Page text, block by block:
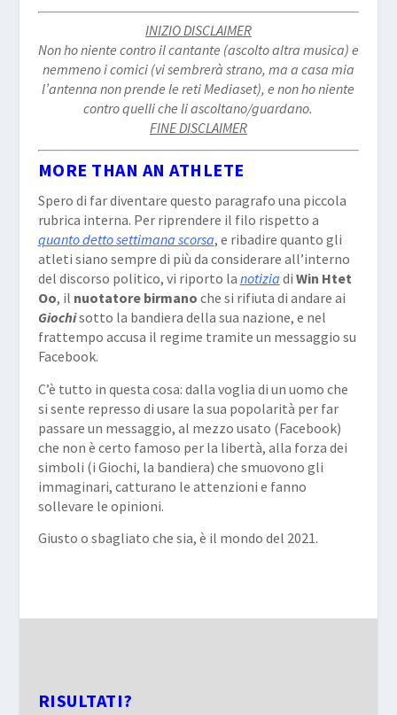
INIZIO DISCLAIMER
Non ho niente contro il cantante (ascolto altra musica) e
nemmeno i comici (vi sembrerà strano, ma a casa mia
l’antenna non prende le reti Mediaset), e non ho niente
contro quelli che li ascoltano/guardano.
FINE DISCLAIMER
MORE THAN AN ATHLETE
Spero di far diventare questo paragrafo una piccola
rubrica interna. Per riprendere il filo rispetto a
quanto detto settimana scorsa, e ribadire quanto gli
atleti siano sempre di più da considerare all’interno
del discorso politico, vi riporto la notizia di Win Htet
Oo, il nuotatore birmano che si rifiuta di andare ai
Giochisotto la bandiera della sua nazione, e nel
frattempo accusa il regime tramite un messaggio su
Facebook.
C’è tutto in questa cosa: dalla voglia di un uomo che
si sente represso di usare la sua popolarità per far
passare un messaggio, al mezzo usato (Facebook)
che non è certo famoso per la libertà, alla forza dei
simboli (i Giochi, la bandiera) che smuovono gli
immaginari, catturano le attenzioni e fanno
sollevare le opinioni.
Giusto o sbagliato che sia, è il mondo del 2021.
RISULTATI?